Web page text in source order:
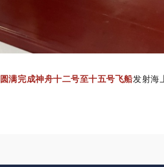
圆满完成神舟十二号至十五号飞船发射海